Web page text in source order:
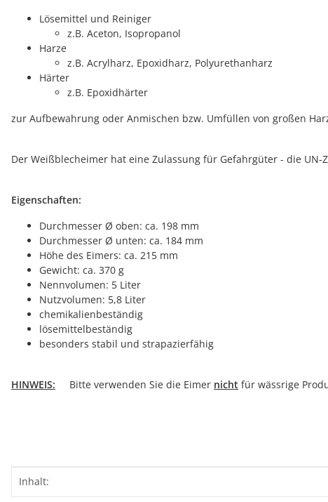
Lösemittel und Reiniger
z.B. Aceton, Isopropanol
Harze
z.B. Acrylharz, Epoxidharz, Polyurethanharz
Härter
z.B. Epoxidhärter
zur Aufbewahrung oder Anmischen bzw. Umfüllen von großen
Der Weißblecheimer hat eine Zulassung für Gefahrgüter - die UN-
Eigenschaften:
Durchmesser Ø oben: ca. 198 mm
Durchmesser Ø unten: ca. 184 mm
Höhe des Eimers: ca. 215 mm
Gewicht: ca. 370 g
Nennvolumen: 5 Liter
Nutzvolumen: 5,8 Liter
chemikalienbeständig
lösemittelbeständig
besonders stabil und strapazierfähig
HINWEIS: Bitte verwenden Sie die Eimer nicht für wässrige
Produkteigenschaft
Wert
Inhalt: